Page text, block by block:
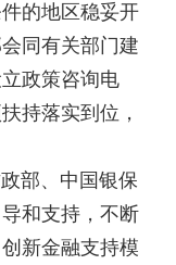
的地区稳妥开
同有关部门建
政策咨询电
持落实到位，
部、中国银保
和支持，不断
新金融支持模